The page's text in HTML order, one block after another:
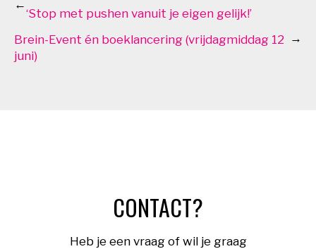
←
‘Stop met pushen vanuit je eigen gelijk!’
Brein-Event én boeklancering (vrijdagmiddag 12
juni)
→
CONTACT?
Heb je een vraag of wil je graag